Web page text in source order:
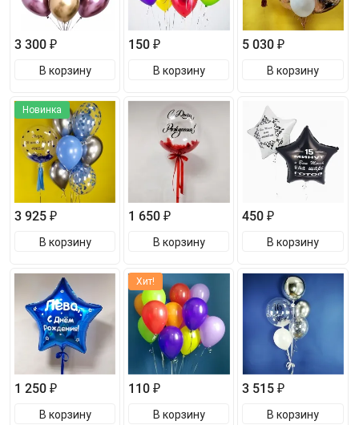
3 300 ₽
В корзину
150 ₽
В корзину
5 030 ₽
В корзину
Новинка
3 925 ₽
В корзину
1 650 ₽
В корзину
450 ₽
В корзину
1 250 ₽
В корзину
Хит!
110 ₽
В корзину
3 515 ₽
В корзину